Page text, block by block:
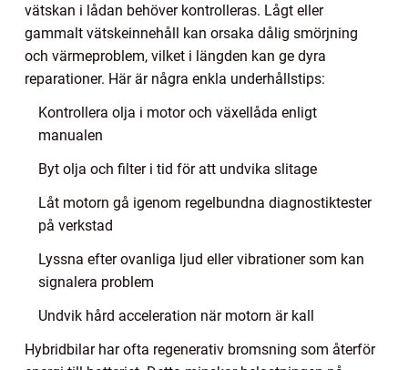
vätskan i lådan behöver kontrolleras. Lågt eller
gammalt vätskeinnehåll kan orsaka dålig smörjning
och värmeproblem, vilket i längden kan ge dyra
reparationer. Här är några enkla underhållstips:
Kontrollera olja i motor och växellåda enligt
manualen
Byt olja och filter i tid för att undvika slitage
Låt motorn gå igenom regelbundna diagnostiktester
på verkstad
Lyssna efter ovanliga ljud eller vibrationer som kan
signalera problem
Undvik hård acceleration när motorn är kall
Hybridbilar har ofta regenerativ bromsning som återför